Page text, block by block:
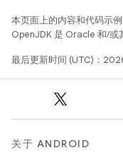
本页面上的内容和代码示
OpenJDK 是 Oracle 和/或
最后更新时间 (UTC)：
关于 ANDROID